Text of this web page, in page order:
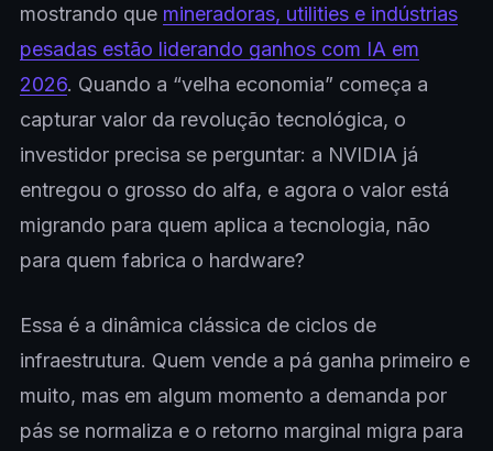
mostrando que mineradoras, utilities e indústrias
pesadas estão liderando ganhos com IA em
2026. Quando a “velha economia” começa a
capturar valor da revolução tecnológica, o
investidor precisa se perguntar: a NVIDIA já
entregou o grosso do alfa, e agora o valor está
migrando para quem aplica a tecnologia, não
para quem fabrica o hardware?
Essa é a dinâmica clássica de ciclos de
infraestrutura. Quem vende a pá ganha primeiro e
muito, mas em algum momento a demanda por
pás se normaliza e o retorno marginal migra para